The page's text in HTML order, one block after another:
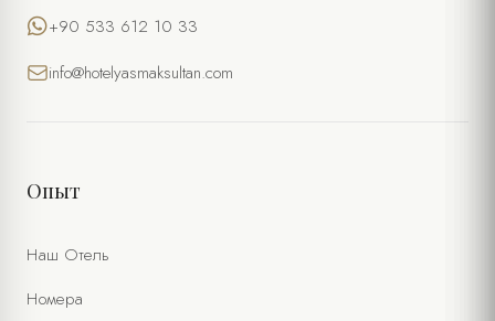
+90 533 612 10 33
info@hotelyasmaksultan.com
Опыт
Наш Отель
Номера